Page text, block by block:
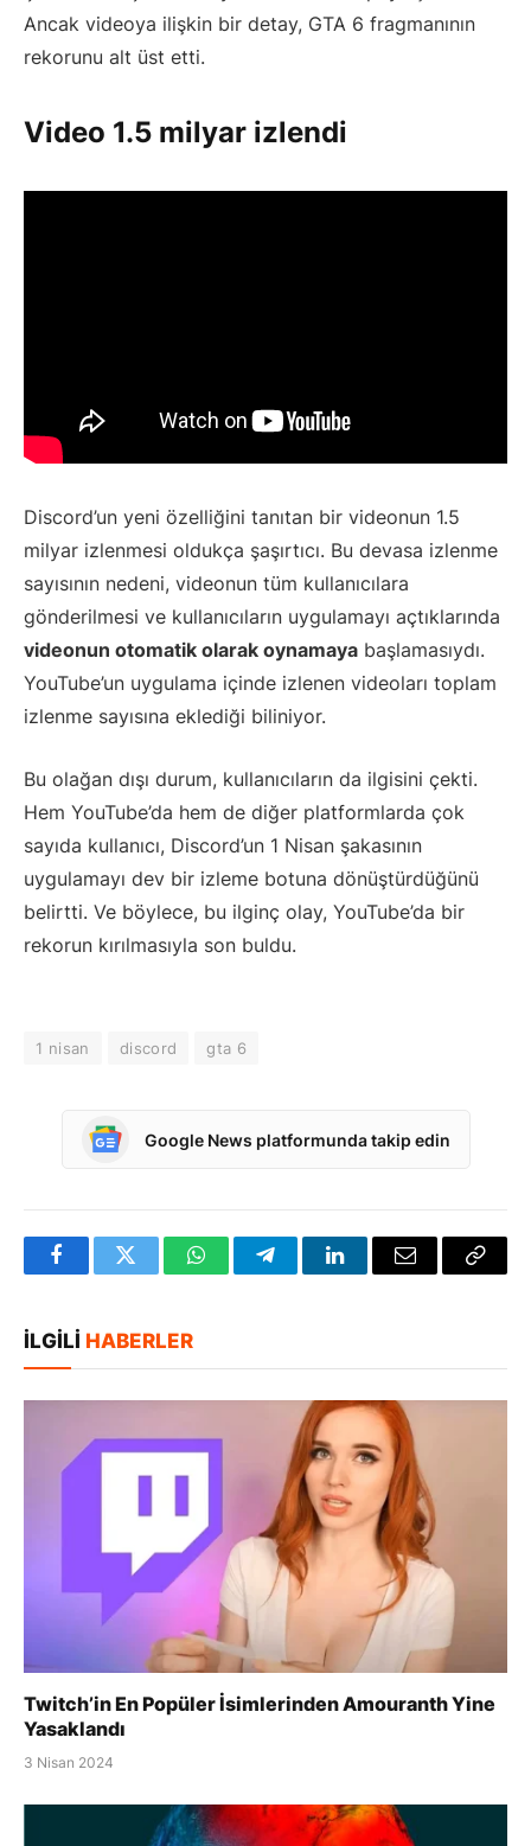
Ancak videoya ilişkin bir detay, GTA 6 fragmanının
rekorunu alt üst etti.
Video 1.5 milyar izlendi
Discord’un yeni özelliğini tanıtan bir videonun 1.5
milyar izlenmesi oldukça şaşırtıcı. Bu devasa izlenme
sayısının nedeni, videonun tüm kullanıcılara
gönderilmesi ve kullanıcıların uygulamayı açtıklarında
videonun otomatik olarak oynamaya başlamasıydı.
YouTube’un uygulama içinde izlenen videoları toplam
izlenme sayısına eklediği biliniyor.
Bu olağan dışı durum, kullanıcıların da ilgisini çekti.
Hem YouTube’da hem de diğer platformlarda çok
sayıda kullanıcı, Discord’un 1 Nisan şakasının
uygulamayı dev bir izleme botuna dönüştürdüğünü
belirtti. Ve böylece, bu ilginç olay, YouTube’da bir
rekorun kırılmasıyla son buldu.
1 nisan discord gta 6
Google News platformunda takip edin
FacebookTwitter WhatsAppTelegramLinkedInE-
İLGILI HABERLER
Twitch’in En Popüler İsimlerinden Amouranth Yine
Yasaklandı
3 Nisan 2024